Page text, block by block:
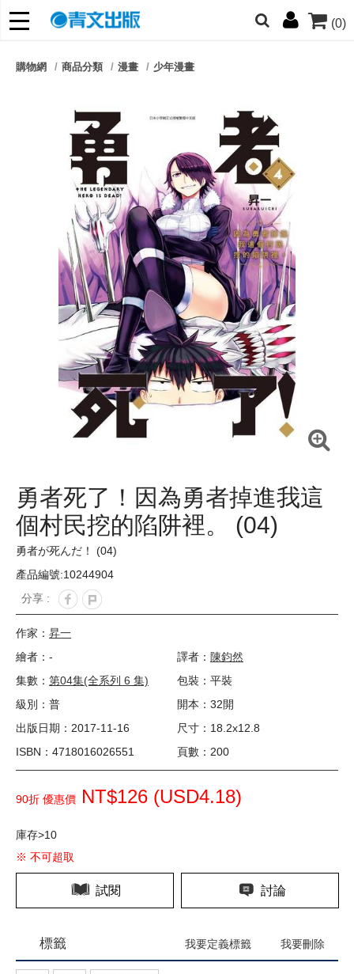
(0)
朋友們，提高警覺！
購物網 商品分類 漫畫 少年漫畫
勇者死了！因為勇者掉進我這
個村民挖的陷阱裡。 (04)
勇者が死んだ！ (04)
產品編號:10244904
分享 :
作家： 昇一
繪者：-
譯者： 陳鈞然
集數： 第04集(全系列 6 集)
包裝：平裝
級別：普
開本：32開
出版日期：2017-11-16
尺寸：18.2x12.8
ISBN：4718016026551
頁數：200
90折 優惠價 NT$126 (USD4.18)
庫存>10
※ 不可超取
試閱 討論
標籤 我要定義標籤 我要刪除